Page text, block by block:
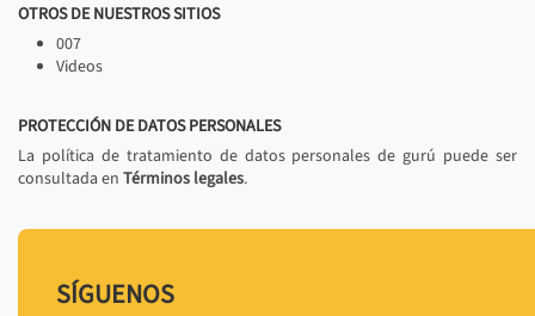
OTROS DE NUESTROS SITIOS
007
Videos
PROTECCIÓN DE DATOS PERSONALES
La política de tratamiento de datos personales de gurú puede ser
consultada en Términos legales.
SÍGUENOS